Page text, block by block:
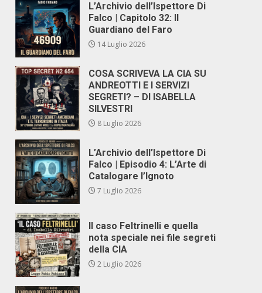
L’Archivio dell’Ispettore Di
Falco | Capitolo 32: Il
Guardiano del Faro
14 Luglio 2026
COSA SCRIVEVA LA CIA SU
ANDREOTTI E I SERVIZI
SEGRETI? – DI ISABELLA
SILVESTRI
8 Luglio 2026
L’Archivio dell’Ispettore Di
Falco | Episodio 4: L’Arte di
Catalogare l’Ignoto
7 Luglio 2026
Il caso Feltrinelli e quella
nota speciale nei file segreti
della CIA
2 Luglio 2026